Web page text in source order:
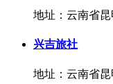
地址：云南省
兴吉旅社
地址：云南省